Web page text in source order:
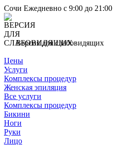
Сочи Ежедневно с 9:00 до 21:00
Версия для слабовидящих
Цены
Услуги
Комплексы процедур
Женская эпиляция
Все услуги
Комплексы процедур
Бикини
Ноги
Руки
Лицо